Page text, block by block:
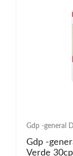
Gdp -general
Gdp -
Verde